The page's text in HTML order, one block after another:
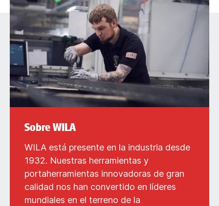
Sobre WILA
WILA está presente en la industria desde
1932. Nuestras herramientas y
portaherramientas innovadoras de gran
calidad nos han convertido en líderes
mundiales en el terreno de la